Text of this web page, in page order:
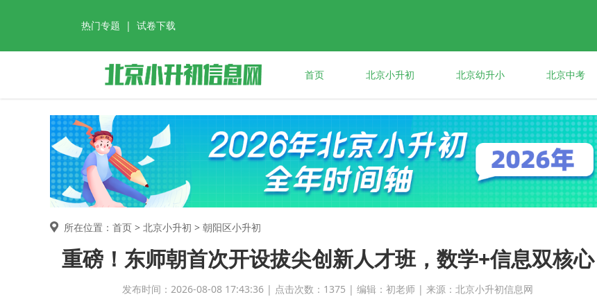
热门专题 | 试卷下载
首页 北京小升初 北京幼升小 北京中考
所在位置：首页 > 北京小升初 > 朝阳区小升初
重磅！东师朝首次开设拔尖创新人才班，数学+信息双核心
发布时间：2026-08-08 17:43:36 | 点击次数：1375 | 编辑：初老师 | 来源：北京小升初信息网